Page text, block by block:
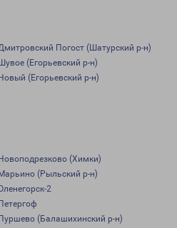
Погост (Шатурский р-н)
(Егорьевский р-н)
(Егорьевский р-н)
(Химки)
(Рыльский р-н)
2
(Балашихинский р-н)